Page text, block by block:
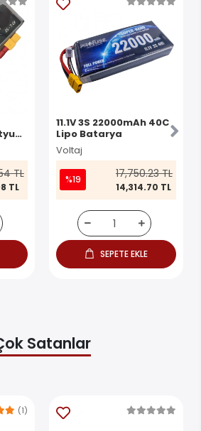
TL
TL
11.1V 3S 22000mAh 40C
Lipo Batarya
Voltaj
%19 17,750.23 TL
14,314.70 TL
SEPETE EKLE
Satanlar
(1)